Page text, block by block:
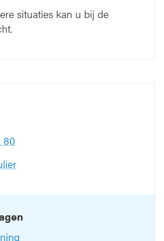
situaties kan u bij de
80